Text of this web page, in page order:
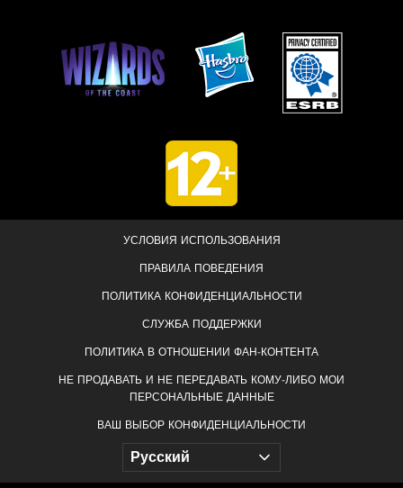
УСЛОВИЯ ИСПОЛЬЗОВАНИЯ
ПРАВИЛА ПОВЕДЕНИЯ
ПОЛИТИКА КОНФИДЕНЦИАЛЬНОСТИ
СЛУЖБА ПОДДЕРЖКИ
ПОЛИТИКА В ОТНОШЕНИИ ФАН-КОНТЕНТА
НЕ ПРОДАВАТЬ И НЕ ПЕРЕДАВАТЬ КОМУ-ЛИБО МОИ
ПЕРСОНАЛЬНЫЕ ДАННЫЕ
ВАШ ВЫБОР КОНФИДЕНЦИАЛЬНОСТИ